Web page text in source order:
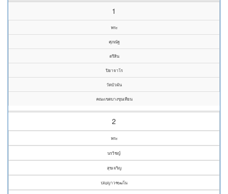
1
พระ
ศุภณัฐ
ตรีสิน
ปิยาจาโร
วัดบัวผัน
คณะเขตบางขุนเทียน
2
พระ
นรวิชญ์
สุขเจริญ
ปญฺญาวฑฺฒโน